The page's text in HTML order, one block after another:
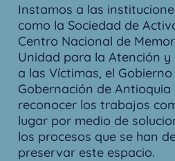
Instamos a las
como la Sociedad de
Centro Nacional de
Unidad para la Atención
a las Víctimas, el
Gobernación de
reconocer los trabajos
lugar por medio de
los procesos que se han
preservar este espacio.